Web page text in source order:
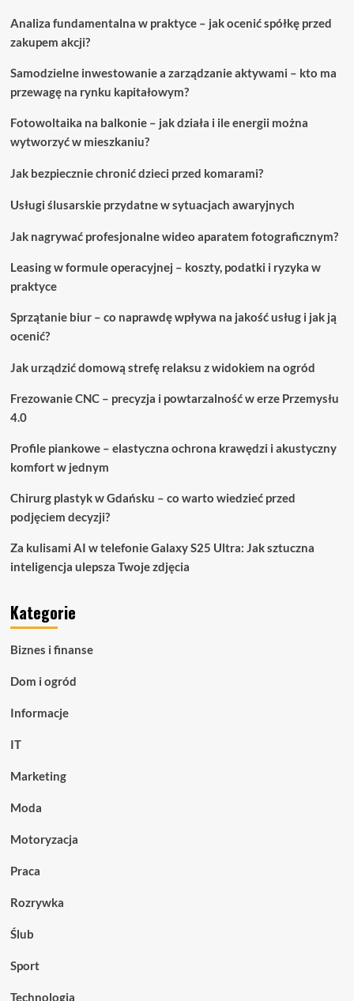
Analiza fundamentalna w praktyce – jak ocenić spółkę przed
zakupem akcji?
Samodzielne inwestowanie a zarządzanie aktywami – kto ma
przewagę na rynku kapitałowym?
Fotowoltaika na balkonie – jak działa i ile energii można
wytworzyć w mieszkaniu?
Jak bezpiecznie chronić dzieci przed komarami?
Usługi ślusarskie przydatne w sytuacjach awaryjnych
Jak nagrywać profesjonalne wideo aparatem fotograficznym?
Leasing w formule operacyjnej – koszty, podatki i ryzyka w
praktyce
Sprzątanie biur – co naprawdę wpływa na jakość usług i jak ją
ocenić?
Jak urządzić domową strefę relaksu z widokiem na ogród
Frezowanie CNC – precyzja i powtarzalność w erze Przemysłu
4.0
Profile piankowe – elastyczna ochrona krawędzi i akustyczny
komfort w jednym
Chirurg plastyk w Gdańsku – co warto wiedzieć przed
podjęciem decyzji?
Za kulisami AI w telefonie Galaxy S25 Ultra: Jak sztuczna
inteligencja ulepsza Twoje zdjęcia
Kategorie
Biznes i finanse
Dom i ogród
Informacje
IT
Marketing
Moda
Motoryzacja
Praca
Rozrywka
Ślub
Sport
Technologia